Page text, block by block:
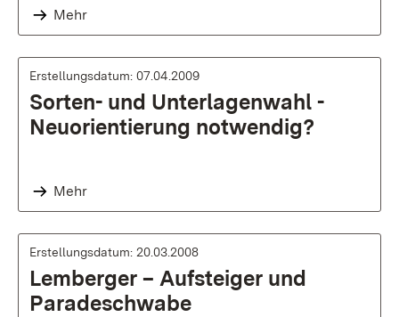
Mehr
Erstellungsdatum: 07.04.2009
Sorten- und Unterlagenwahl -
Neuorientierung notwendig?
Mehr
Erstellungsdatum: 20.03.2008
Lemberger – Aufsteiger und
Paradeschwabe